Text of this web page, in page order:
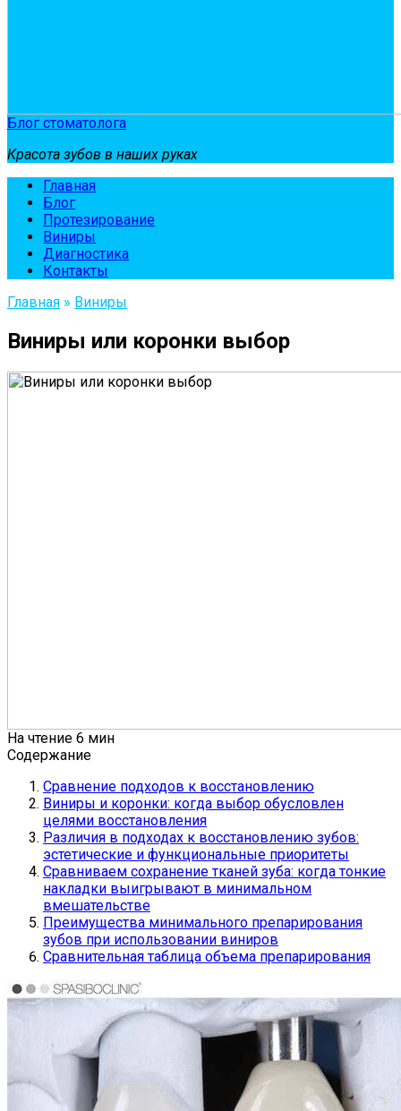
Блог стоматолога
Красота зубов в наших руках
Главная
Блог
Протезирование
Виниры
Диагностика
Контакты
Главная » Виниры
Виниры или коронки выбор
На чтение 6 мин
Содержание
Сравнение подходов к восстановлению
Виниры и коронки: когда выбор обусловлен
целями восстановления
Различия в подходах к восстановлению зубов:
эстетические и функциональные приоритеты
Сравниваем сохранение тканей зуба: когда тонкие
накладки выигрывают в минимальном
вмешательстве
Преимущества минимального препарирования
зубов при использовании виниров
Сравнительная таблица объема препарирования